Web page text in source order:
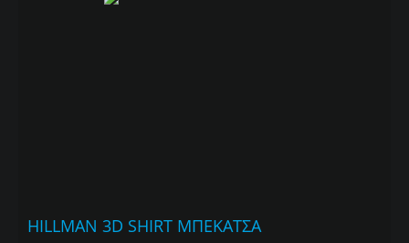
HILLMAN 3D SHIRT ΜΠΕΚΑΤΣΑ